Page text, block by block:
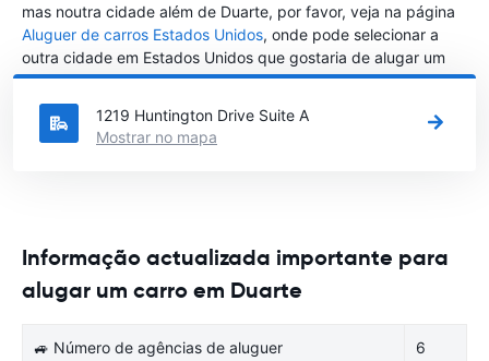
mas noutra cidade além de Duarte, por favor, veja na página
Aluguer de carros Estados Unidos, onde pode selecionar a
outra cidade em Estados Unidos que gostaria de alugar um
carro
1219 Huntington Drive Suite A
Mostrar no mapa
Informação actualizada importante para
alugar um carro em Duarte
🚙 Número de agências de aluguer 6